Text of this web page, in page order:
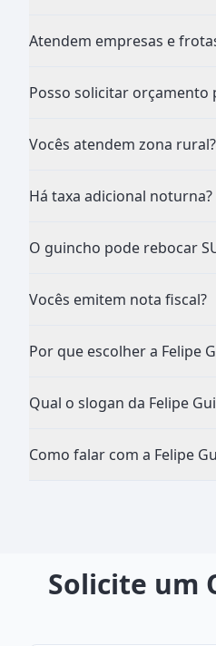
Atendem empresas e
Posso solicitar orçamento
Vocês atendem zona rural?
Há taxa adicional noturna?
O guincho pode rebocar
Vocês emitem nota fiscal?
Por que escolher a Felipe
Qual o slogan da Felipe
Como falar com a Felipe
Solicite um